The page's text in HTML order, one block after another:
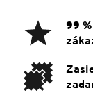
99